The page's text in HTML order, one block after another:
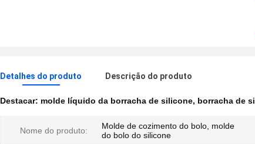
Detalhes do produto Descrição do produto
Destacar: molde líquido da borracha de silicone, borracha de
Nome do produto:
Molde de cozimento do bolo, molde
do bolo do silicone